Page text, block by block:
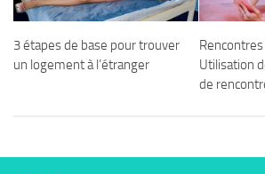
3 étapes de base pour trouver
un logement à l’étranger
Utilisation
de